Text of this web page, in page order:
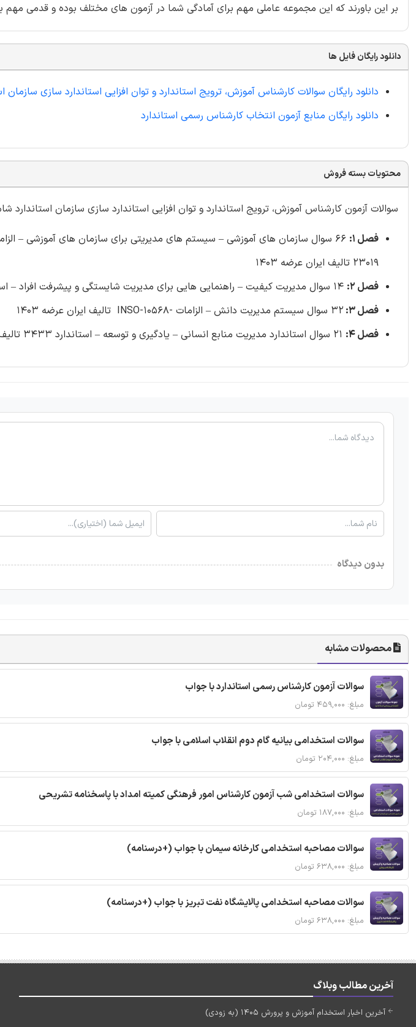
بر این باورند که این مجموعه عاملی مهم برای آمادگی شما در آزمون های مختلف بوده و قدمی مهم
دانلود رایگان فایل ها
دانلود رایگان سوالات کارشناس آموزش، ترویج استاندارد و توان افزایی استاندارد سازی سازمان
دانلود رایگان منابع آزمون انتخاب کارشناس رسمی استاندارد
محتویات بسته فروش
سوالات آزمون کارشناس آموزش، ترویج استاندارد و توان افزایی استاندارد سازی سازمان استاندارد شامل 133
فصل 1:
66 سوال سازمان های آموزشی – سیستم های مدیریتی برای سازمان های آموزشی –
23019 تالیف ایران عرضه 1403
فصل 2:
فصل 3:
32 سوال سیستم مدیریت دانش – الزامات -INSO-10568 تالیف ایران عرضه 1403
فصل 4:
بدون دیدگاه
محصولات مشابه
سوالات آزمون کارشناس رسمی استاندارد با جواب
مبلغ: ۴۵۹,۰۰۰ تومان
سوالات استخدامی بیانیه گام دوم انقلاب اسلامی با جواب
مبلغ: ۲۰۴,۰۰۰ تومان
سوالات استخدامی شب آزمون کارشناس امور فرهنگی کمیته امداد با پاسخنامه تشریحی
مبلغ: ۱۸۷,۰۰۰ تومان
سوالات مصاحبه استخدامی کارخانه سیمان با جواب (+درسنامه)
مبلغ: ۶۳۸,۰۰۰ تومان
سوالات مصاحبه استخدامی پالایشگاه نفت تبریز با جواب (+درسنامه)
مبلغ: ۶۳۸,۰۰۰ تومان
آخرین مطالب وبلاگ
آخرین اخبار استخدام آموزش و پرورش 1405 (به زودی)